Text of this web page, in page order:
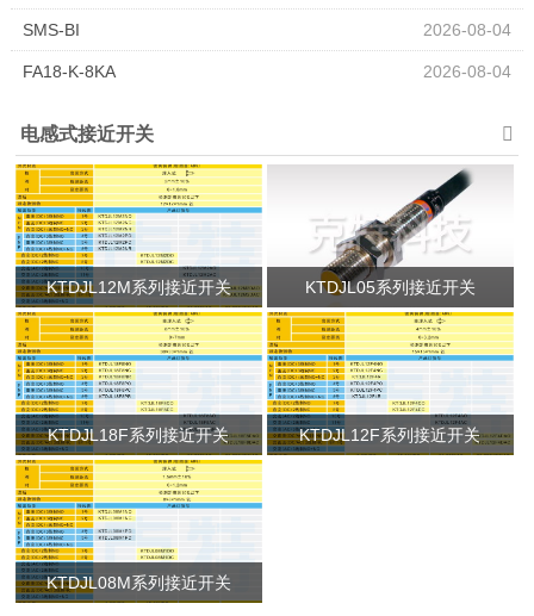
2026-08-04
SMS-BI
2026-08-04
FA18-K-8KA
电感式接近开关
KTDJL12M系列接近开关 KTDJL05系列接近开关
KTDJL18F系列接近开关 KTDJL12F系列接近开关
KTDJL08M系列接近开关